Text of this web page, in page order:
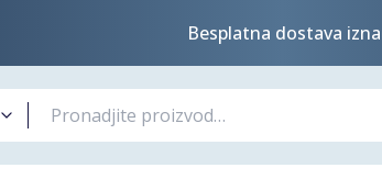
Besplatna dostava